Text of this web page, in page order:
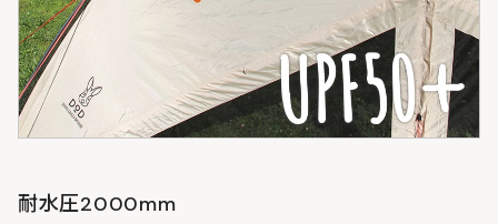
耐水圧2000mm